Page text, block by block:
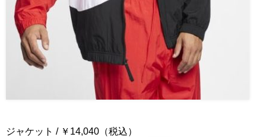
ジャケット / ￥14,040（税込）